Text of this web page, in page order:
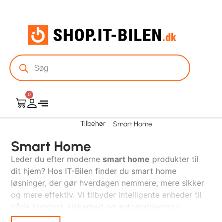
0
Tilbehør Smart Home
Smart Home
Leder du efter modernesmart home produkter til
dit hjem? Hos IT-Bilen finder du smart home
løsninger, der gør hverdagen nemmere, mere sikker
og mere effektiv. Vi tilbyder intelligente enheder til
både komfort, sikkerhed og automatisering i
hjemmet.